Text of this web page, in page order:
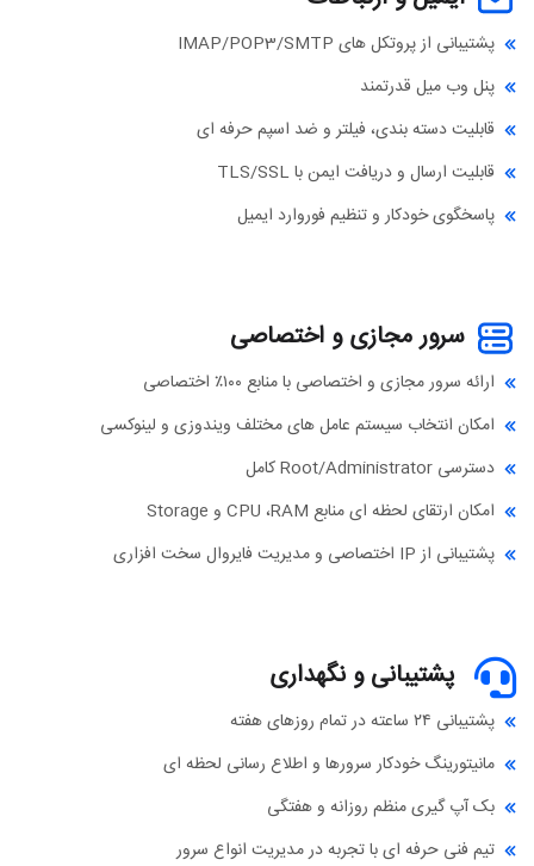
پشتیبانی از پروتکل های IMAP/POP3/SMTP
پنل وب میل قدرتمند
قابلیت دسته بندی، فیلتر و ضد اسپم حرفه ای
قابلیت ارسال و دریافت ایمن با TLS/SSL
پاسخگوی خودکار و تنظیم فوروارد ایمیل
سرور مجازی و اختصاصی
ارائه سرور مجازی و اختصاصی با منابع ۱۰۰٪ اختصاصی
امکان انتخاب سیستم عامل های مختلف ویندوزی و لینوکسی
دسترسی Root/Administrator کامل
امکان ارتقای لحظه ای منابع CPU ،RAM و Storage
پشتیبانی از IP اختصاصی و مدیریت فایروال سخت افزاری
پشتیبانی و نگهداری
پشتیبانی ۲۴ ساعته در تمام روزهای هفته
مانیتورینگ خودکار سرورها و اطلاع رسانی لحظه ای
بک آپ گیری منظم روزانه و هفتگی
تیم فنی حرفه ای با تجربه در مدیریت انواع سرور